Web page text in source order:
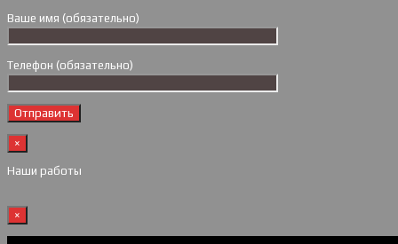
Ваше имя (обязательно)
Телефон (обязательно)
×
Наши работы
×